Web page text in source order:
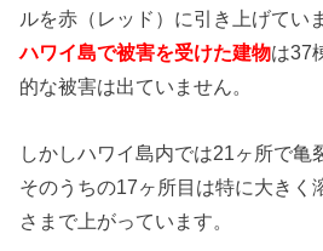
ルを赤（レッド）に引き上げてい
ハワイ島で被害を受けた建物は37
的な被害は出ていません。
しかしハワイ島内では21ヶ所で亀
そのうちの17ヶ所目は特に大きく
さまで上がっています。